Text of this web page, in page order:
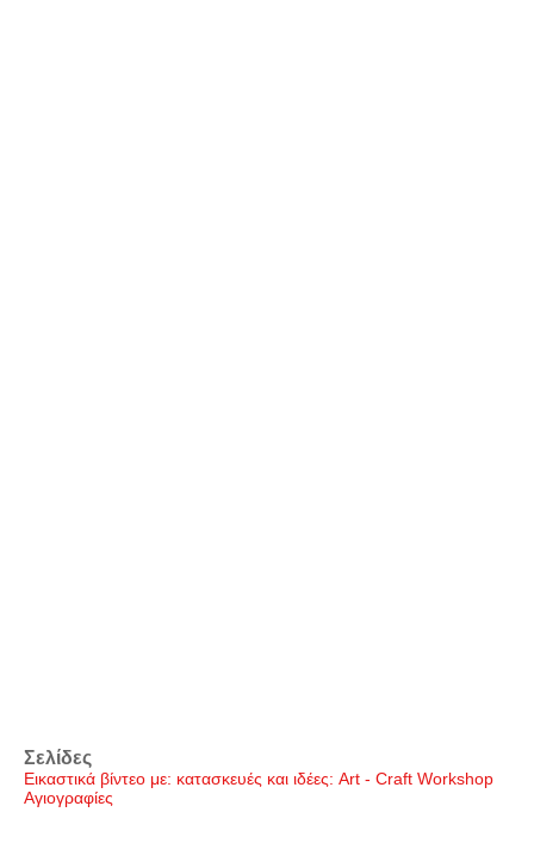
Σελίδες
Εικαστικά βίντεο με: κατασκευές και ιδέες: Art - Craft Workshop
Αγιογραφίες